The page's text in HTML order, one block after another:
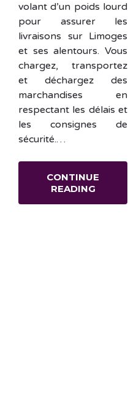
volant d’un poids lourd
pour assurer les
livraisons sur Limoges
et ses alentours. Vous
chargez, transportez
et déchargez des
marchandises en
respectant les délais et
les consignes de
sécurité.…
CONTINUE
READING